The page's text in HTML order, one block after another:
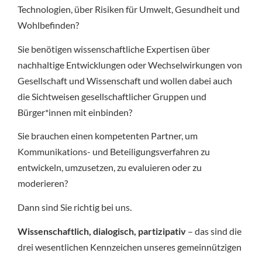
Technologien, über Risiken für Umwelt, Gesundheit und
Wohlbefinden?
Sie benötigen wissenschaftliche Expertisen über
nachhaltige Entwicklungen oder Wechselwirkungen von
Gesellschaft und Wissenschaft und wollen dabei auch
die Sichtweisen gesellschaftlicher Gruppen und
Bürger*innen mit einbinden?
Sie brauchen einen kompetenten Partner, um
Kommunikations- und Beteiligungsverfahren zu
entwickeln, umzusetzen, zu evaluieren oder zu
moderieren?
Dann sind Sie richtig bei uns.
Wissenschaftlich, dialogisch, partizipativ – das sind die
drei wesentlichen Kennzeichen unseres gemeinnützigen